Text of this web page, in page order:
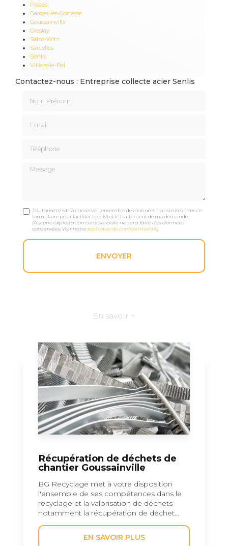
Fosses
Garges-lès-Gonesse
Goussainville
Groslay
Saint-Witz
Sarcelles
Senlis
Villiers-le-Bel
Contactez-nous : Entreprise collecte acier Senlis
Message
J'autorise ce site à conserver l'ensemble des données transmises dans ce
formulaire pour faciliter le suivi et le traitement de ma demande.
(Aucune exploitation commerciale ne sera faite des données
conservées. Voir notrepolitique de confidentialité)
En savoir +
Récupération de déchets de
chantier Goussainville
BG Recyclage met à votre disposition
l'ensemble de ses compétences dans le
recyclage et la valorisation de déchets
notamment la récupération de déchet...
EN SAVOIR PLUS